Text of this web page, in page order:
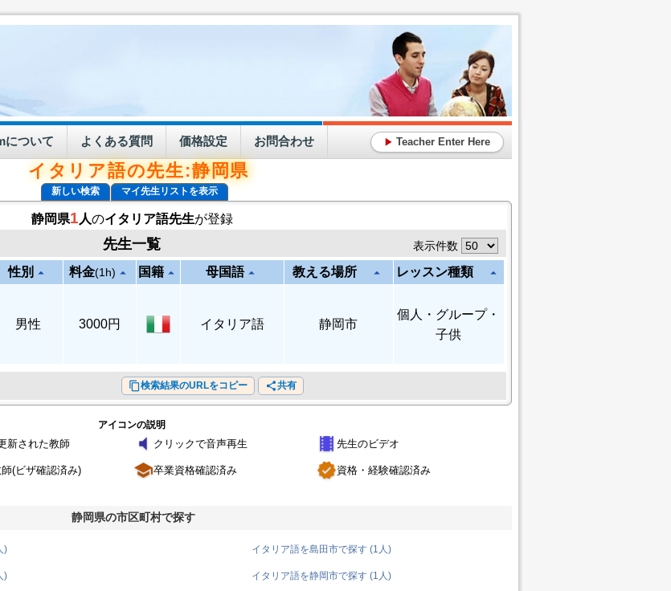
について よくある質問 価格設定 お問合わせ ▶ Teacher Enter Here
イタリア語の先生:静岡県
新しい検索 マイ先生リストを表示
静岡県1 人のイタリア語先生が登録
先生一覧 表示件数
性別 arrow_drop_up 料金(1h) arrow_drop_up 国籍arrow_drop_up 母国語arrow_drop_up 教える場所 arrow_drop_up レッスン種類 arrow_drop_up
男性 3000円 イタリア語 静岡市
個人
・グループ・
子供
content_copy検索結果のURLをコピー share共有
アイコンの説明
新された教師 volume_mute クリックで音声再生 theaters 先生のビデオ
(ビザ確認済み) school卒業資格確認済み verified資格・経験確認済み
静岡県の市区町村で探す
) イタリア語を島田市で探す (1人)
) イタリア語を静岡市で探す (1人)